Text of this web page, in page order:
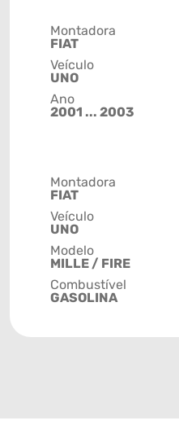
Montadora
FIAT
Veículo
UNO
Ano
2001 ... 2003
Montadora
FIAT
Veículo
UNO
Modelo
MILLE / FIRE
Combustível
GASOLINA